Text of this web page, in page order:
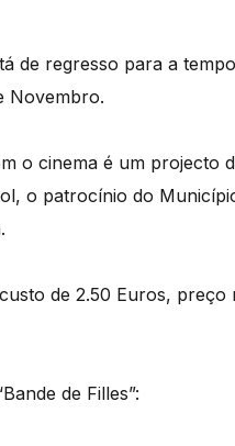
de regresso para a
Novembro.
o cinema é um projecto
o patrocínio do
de 2.50 Euros,
de Filles”: